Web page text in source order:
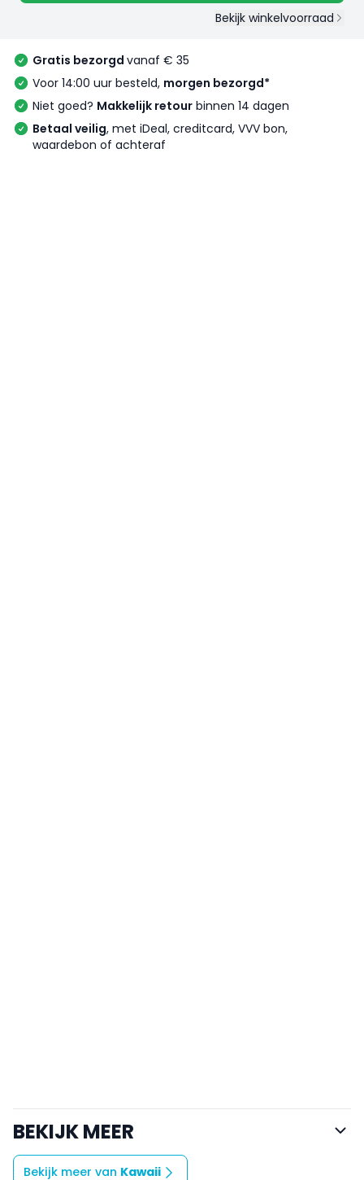
Bekijk winkelvoorraad
Gratis bezorgd vanaf € 35
Voor 14:00 uur besteld, morgen bezorgd*
Niet goed? Makkelijk retour binnen 14 dagen
Betaal veilig, met iDeal, creditcard, VVV bon,
waardebon of achteraf
BEKIJK MEER
Bekijk meer van Kawaii